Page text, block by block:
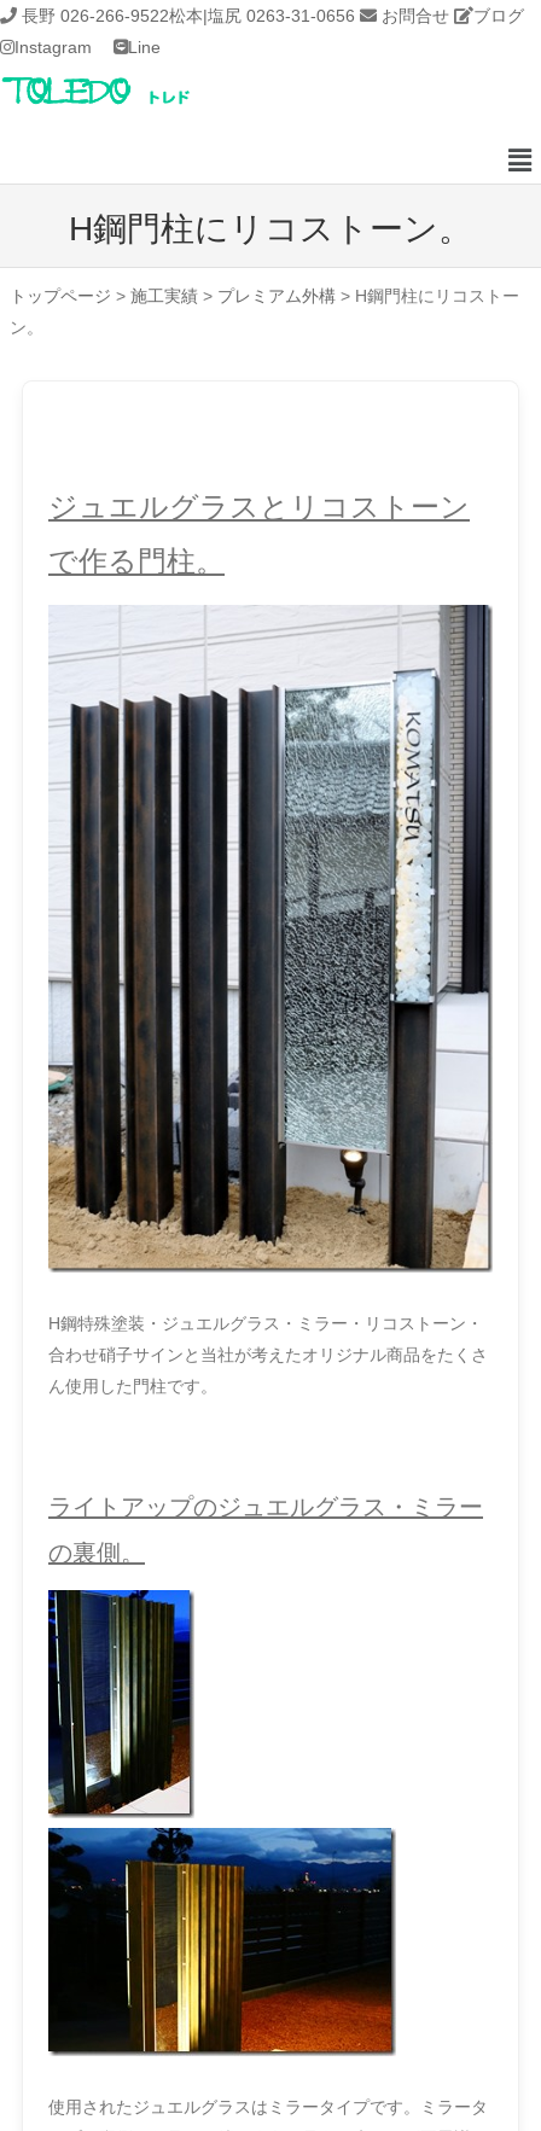
長野 026-266-9522松本|塩尻 0263-31-0656 お問合せ
ブログ
Instagram
Line
H鋼門柱にリコストーン。
トップページ > 施工実績 > プレミアム外構 > H鋼門柱にリコストー
ン。
ジュエルグラスとリコストーン
で作る門柱。
H鋼特殊塗装・ジュエルグラス・ミラー・リコストーン・
合わせ硝子サインと当社が考えたオリジナル商品をたくさ
ん使用した門柱です。
ライトアップのジュエルグラス・ミラー
の裏側。
使用されたジュエルグラスはミラータイプです。ミラータ